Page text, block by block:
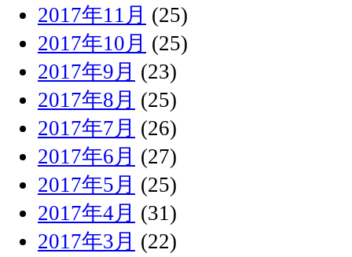
2017年11月 (25)
2017年10月 (25)
2017年9月 (23)
2017年8月 (25)
2017年7月 (26)
2017年6月 (27)
2017年5月 (25)
2017年4月 (31)
2017年3月 (22)